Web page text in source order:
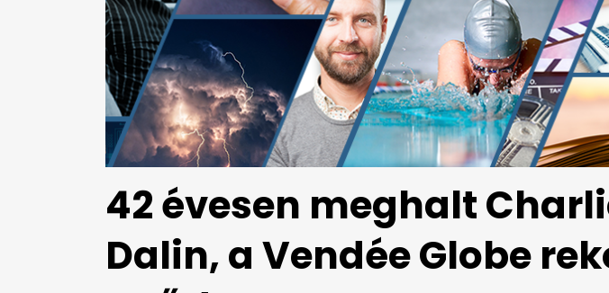
42 évesen meghalt
Dalin, a Vendée Globe